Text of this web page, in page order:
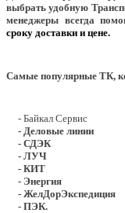
выбрать удобную
менеджеры всегда
сроку доставки и цене.
Самые популярные ТК,
- Байкал Сервис
- Деловые линии
- СДЭК
- ЛУЧ
- КИТ
- Энергия
- ЖелДорЭкспедиция
- ПЭК.